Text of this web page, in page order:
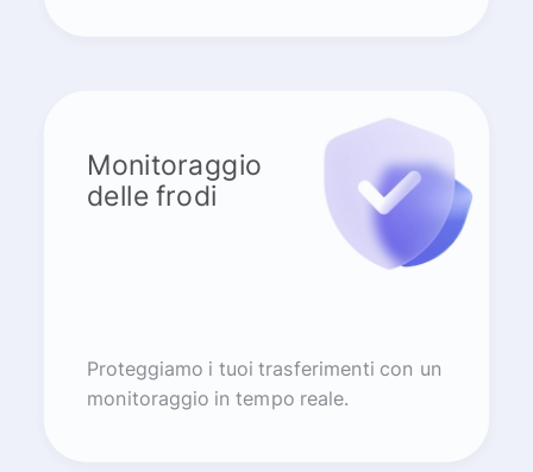
Monitoraggio
delle frodi
Proteggiamo i tuoi trasferimenti con un
monitoraggio in tempo reale.